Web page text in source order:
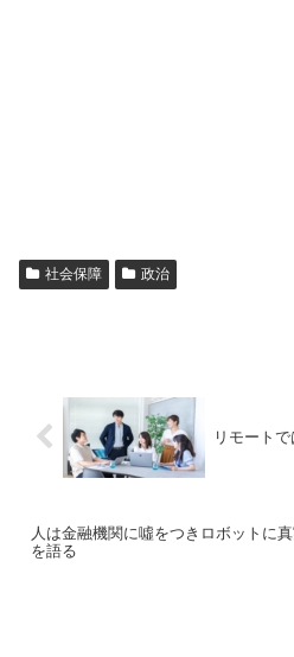
社会保障 政治
リモート
人は金融機関に噓をつきロボットに
を語る